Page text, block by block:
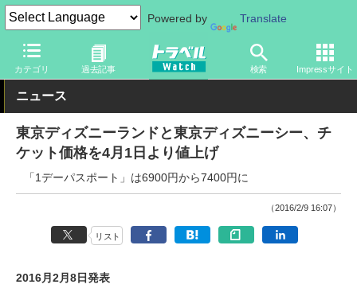
Powered by Translate
カテゴリ 過去記事 検索 Impressサイト
トラベル Watch 旅の情報 観光地 ディズニーリゾート
ニュース
東京ディズニーランドと東京ディズニーシー、チ
ケット価格を4月1日より値上げ
「1デーパスポート」は6900円から7400円に
（2016/2/9 16:07）
リスト
2016月2月8日発表